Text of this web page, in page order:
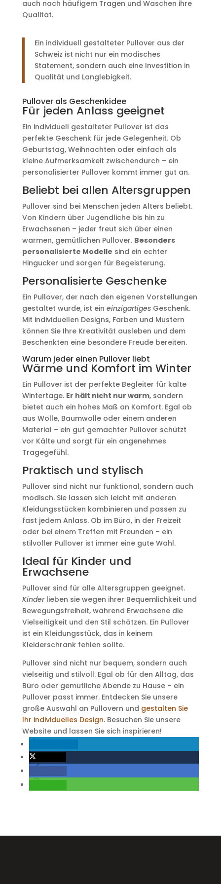
auch nach häufigem Tragen und Waschen ihre
Qualität.
Ein individuell gestalteter Pullover aus der
Schweiz ist nicht nur ein modisches
Statement, sondern auch eine Investition in
Qualität und Langlebigkeit.
Pullover als Geschenkidee
Für jeden Anlass geeignet
Ein individuell gestalteter Pullover ist das
perfekte Geschenk für jede Gelegenheit. Ob
Geburtstag, Weihnachten oder einfach als
kleine Aufmerksamkeit zwischendurch – ein
personalisierter Pullover kommt immer gut an.
Beliebt bei allen Altersgruppen
Pullover sind bei Menschen jeden Alters beliebt.
Von Kindern über Jugendliche bis hin zu
Erwachsenen – jeder freut sich über einen
warmen, gemütlichen Pullover. Besonders
personalisierte Modelle sind ein echter
Hingucker und sorgen für Begeisterung.
Personalisierte Geschenke
Ein Pullover, der nach den eigenen Vorstellungen
gestaltet wurde, ist ein einzigartigesGeschenk.
Mit individuellen Designs, Farben und Mustern
können Sie Ihre Kreativität ausleben und dem
Beschenkten eine besondere Freude bereiten.
Warum jeder einen Pullover liebt
Wärme und Komfort im Winter
Ein Pullover ist der perfekte Begleiter für kalte
Wintertage. Er hält nicht nur warm, sondern
bietet auch ein hohes Maß an Komfort. Egal ob
aus Wolle, Baumwolle oder einem anderen
Material – ein gut gemachter Pullover schützt
vor Kälte und sorgt für ein angenehmes
Tragegefühl.
Praktisch und stylisch
Pullover sind nicht nur funktional, sondern auch
modisch. Sie lassen sich leicht mit anderen
Kleidungsstücken kombinieren und passen zu
fast jedem Anlass. Ob im Büro, in der Freizeit
oder bei einem Treffen mit Freunden – ein
stilvoller Pullover ist immer eine gute Wahl.
Ideal für Kinder und
Erwachsene
Pullover sind für alle Altersgruppen geeignet.
Kinderlieben sie wegen ihrer Bequemlichkeit und
Bewegungsfreiheit, während Erwachsene die
Vielseitigkeit und den Stil schätzen. Ein Pullover
ist ein Kleidungsstück, das in keinem
Kleiderschrank fehlen sollte.
Pullover sind nicht nur bequem, sondern auch
vielseitig und stilvoll. Egal ob für den Alltag, das
Büro oder gemütliche Abende zu Hause – ein
Pullover passt immer. Entdecken Sie unsere
große Auswahl an Pullovern und gestalten Sie
Ihr individuelles Design. Besuchen Sie unsere
Website und lassen Sie sich inspirieren!